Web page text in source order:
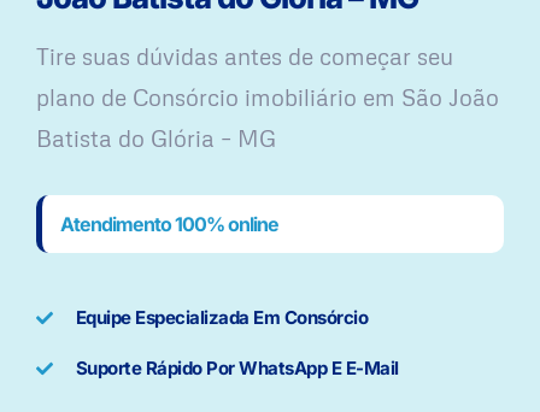
Tire suas dúvidas antes de começar seu
plano ​de Consórcio imobiliário em São João
Batista do Glória – MG
Atendimento 100% online
Equipe Especializada Em Consórcio
Suporte Rápido Por WhatsApp E E-Mail